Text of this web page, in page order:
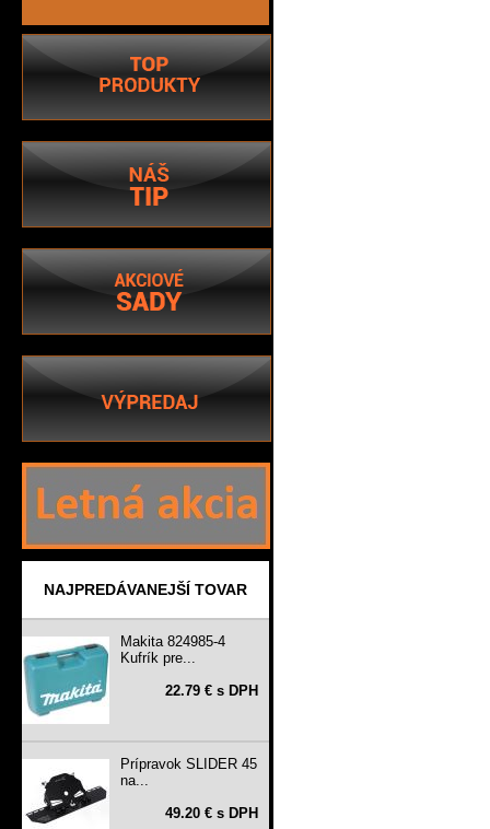
NAJPREDÁVANEJŠÍ TOVAR
Makita 824985-4
Kufrík pre...
22.79 € s DPH
Prípravok SLIDER 45
na...
49.20 € s DPH